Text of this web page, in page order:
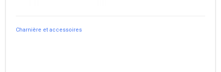
Charnière et accessoires